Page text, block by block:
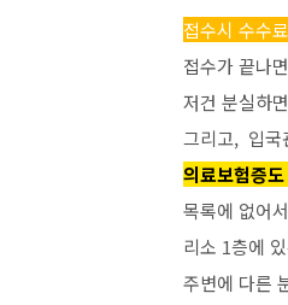
접수시 수수
접수가 끝나
저건 분실하
그리고, 입국
의료보험증
목록에 없어
리소 1층에
주변에 다른